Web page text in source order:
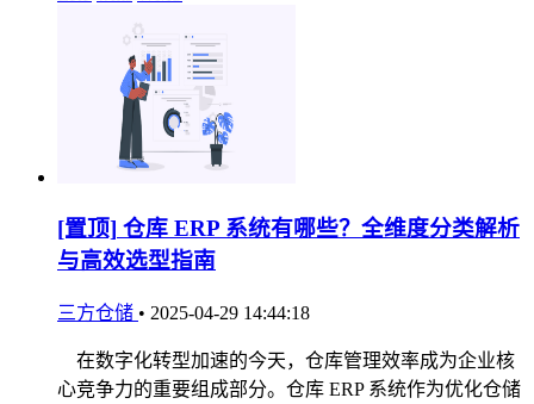
[置顶] 仓库 ERP 系统有哪些？全维度分类解析
与高效选型指南
三方仓储 • 2025-04-29 14:44:18
在数字化转型加速的今天，仓库管理效率成为企业核
心竞争力的重要组成部分。仓库 ERP 系统作为优化仓储